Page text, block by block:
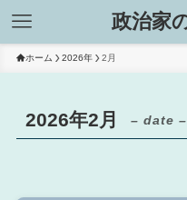
政治家
ホーム 2026年 2月
2026年2月 – date –